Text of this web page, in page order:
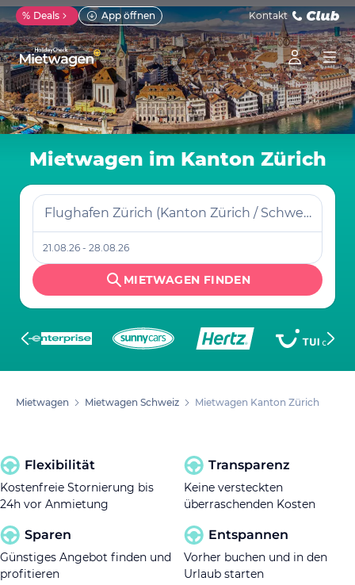
% Deals App öffnen Kontakt
Mietwagen im Kanton Zürich
Flughafen Zürich (Kanton Zürich / Schweiz)
21.08.26 - 28.08.26
MIETWAGEN FINDEN
Mietwagen Mietwagen Schweiz Mietwagen Kanton Zürich
Flexibilität
Kostenfreie Stornierung bis
24h vor Anmietung
Transparenz
Keine versteckten
überraschenden Kosten
Sparen
Günstiges Angebot finden und
profitieren
Entspannen
Vorher buchen und in den
Urlaub starten